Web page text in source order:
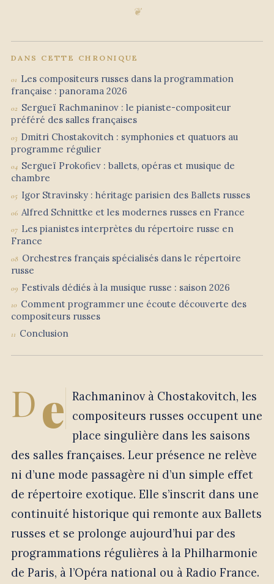
DANS CETTE CHRONIQUE
Les compositeurs russes dans la programmation
française : panorama 2026
Sergueï Rachmaninov : le pianiste-compositeur
préféré des salles françaises
Dmitri Chostakovitch : symphonies et quatuors au
programme régulier
Sergueï Prokofiev : ballets, opéras et musique de
chambre
Igor Stravinsky : héritage parisien des Ballets russes
Alfred Schnittke et les modernes russes en France
Les pianistes interprètes du répertoire russe en
France
Orchestres français spécialisés dans le répertoire
russe
Festivals dédiés à la musique russe : saison 2026
Comment programmer une écoute découverte des
compositeurs russes
Conclusion
De
Rachmaninov à Chostakovitch, les
compositeurs russes occupent une
place singulière dans les saisons
des salles françaises. Leur présence ne relève
ni d’une mode passagère ni d’un simple effet
de répertoire exotique. Elle s’inscrit dans une
continuité historique qui remonte aux Ballets
russes et se prolonge aujourd’hui par des
programmations régulières à la Philharmonie
de Paris, à l’Opéra national ou à Radio France.